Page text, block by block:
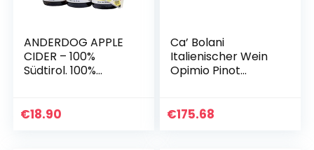
ANDERDOG APPLE
CIDER – 100%
Südtirol. 100%
€18.90
Ca’ Bolani
Italienischer Wein
Opimio Pinot
in Holzkiste
€175.68